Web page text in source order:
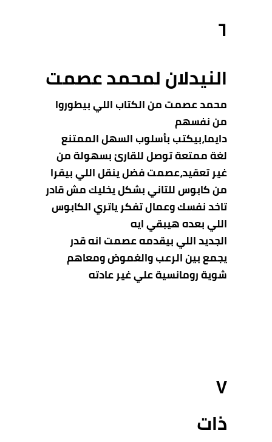
٦
النيدلان لمحمد عصمت
محمد عصمت من الكتاب اللي بيطوروا
من نفسهم
دايما،بيكتب بأسلوب السهل الممتنع
لغة ممتعة توصل للقارئ بسهولة من
غير تعقيد،عصمت فضل ينقل اللي بيقرا
من كابوس للتاني بشكل يخليك مش قادر
تاخد نفسك وعمال تفكر ياتري الكابوس
اللي بعده هيبقي ايه
الجديد اللي بيقدمه عصمت انه قدر
يجمع بين الرعب والغموض ومعاهم
شوية رومانسية علي غير عادته
٧
ذات